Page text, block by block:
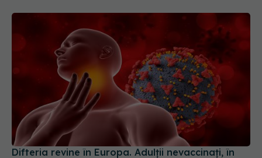
Difteria revine în Europa. Adulții nevaccinați, în
pericol mortal
11 noi 2025, 15:44